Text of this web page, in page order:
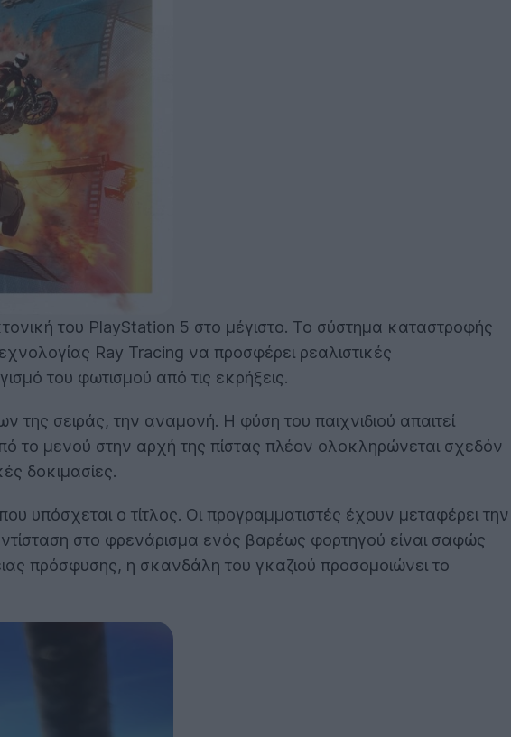
του PlayStation 5 στο μέγιστο. Το σύστημα καταστροφής
Ray Tracing να προσφέρει ρεαλιστικές
του φωτισμού από τις εκρήξεις.
σειράς, την αναμονή. Η φύση του παιχνιδιού απαιτεί
το μενού στην αρχή της πίστας πλέον ολοκληρώνεται σχεδόν
δοκιμασίες.
υπόσχεται ο τίτλος. Οι προγραμματιστές έχουν μεταφέρει την
στο φρενάρισμα ενός βαρέως φορτηγού είναι σαφώς
πρόσφυσης, η σκανδάλη του γκαζιού προσομοιώνει το